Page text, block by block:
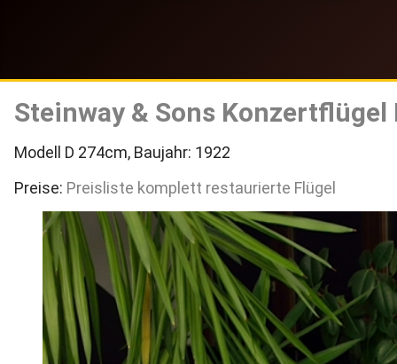
Steinway & Sons Konzertflügel
Modell D 274cm, Baujahr: 1922
Preise: Preisliste komplett restaurierte Flügel